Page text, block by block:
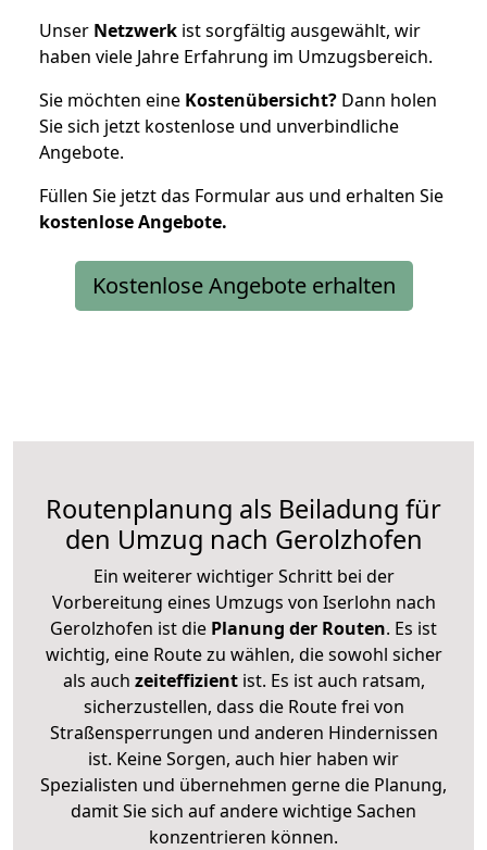
Unser Netzwerk ist sorgfältig ausgewählt, wir
haben viele Jahre Erfahrung im Umzugsbereich.
Sie möchten eine Kostenübersicht? Dann holen
Sie sich jetzt kostenlose und unverbindliche
Angebote.
Füllen Sie jetzt das Formular aus und erhalten Sie
kostenloseAngebote.
Kostenlose Angebote erhalten
Routenplanung als Beiladung für
den Umzug nach Gerolzhofen
Ein weiterer wichtiger Schritt bei der
Vorbereitung eines Umzugs von Iserlohn nach
Gerolzhofen ist die Planung der Routen. Es ist
wichtig, eine Route zu wählen, die sowohl sicher
als auch zeiteffizientist. Es ist auch ratsam,
sicherzustellen, dass die Route frei von
Straßensperrungen und anderen Hindernissen
ist. Keine Sorgen, auch hier haben wir
Spezialisten und übernehmen gerne die Planung,
damit Sie sich auf andere wichtige Sachen
konzentrieren können.